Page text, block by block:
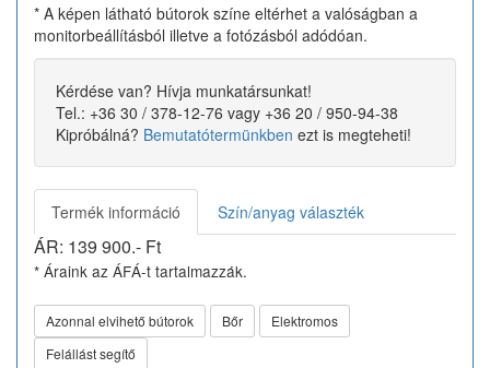
* A képen látható bútorok színe eltérhet a valóságban a
monitorbeállításból illetve a fotózásból adódóan.
Kérdése van? Hívja munkatársunkat!
Tel.: +36 30 / 378-12-76 vagy +36 20 / 950-94-38
Kipróbálná? Bemutatótermünkben ezt is megteheti!
Termék információ Szín/anyag választék
ÁR: 139 900.- Ft
* Áraink az ÁFÁ-t tartalmazzák.
Azonnal elvihető bútorok Bőr
Elektromos
Felállást segítő